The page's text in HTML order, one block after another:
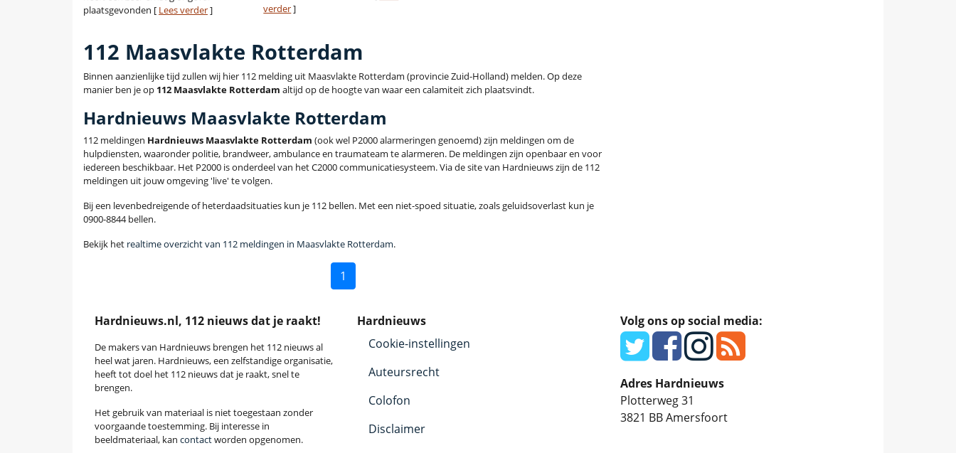
plaatsgevonden [ Lees verder]
verder]
112 Maasvlakte Rotterdam
Binnen aanzienlijke tijd zullen wij hier 112 melding uit Maasvlakte Rotterdam (provincie Zuid-Holland) melden. Op deze
manier ben je op 112 Maasvlakte Rotterdam altijd op de hoogte van waar een calamiteit zich plaatsvindt.
Hardnieuws Maasvlakte Rotterdam
112 meldingen Hardnieuws Maasvlakte Rotterdam (ook wel P2000 alarmeringen genoemd) zijn meldingen om de
hulpdiensten, waaronder politie, brandweer, ambulance en traumateam te alarmeren. De meldingen zijn openbaar en voor
iedereen beschikbaar. Het P2000 is onderdeel van het C2000 communicatiesysteem. Via de site van Hardnieuws zijn de 112
meldingen uit jouw omgeving 'live' te volgen.
Bij een levenbedreigende of heterdaadsituaties kun je 112 bellen. Met een niet-spoed situatie, zoals geluidsoverlast kun je
0900-8844 bellen.
Bekijk het realtime overzicht van 112 meldingen in Maasvlakte Rotterdam.
1
Hardnieuws.nl, 112 nieuws dat je raakt!
De makers van Hardnieuws brengen het 112 nieuws al
heel wat jaren. Hardnieuws, een zelfstandige organisatie,
heeft tot doel het 112 nieuws dat je raakt, snel te
brengen.
Het gebruik van materiaal is niet toegestaan zonder
voorgaande toestemming. Bij interesse in
beeldmateriaal, kan contactworden opgenomen.
Hardnieuws
Cookie-instellingen
Auteursrecht
Colofon
Disclaimer
Volg ons op social media:
Adres Hardnieuws
Plotterweg 31
3821 BBAmersfoort